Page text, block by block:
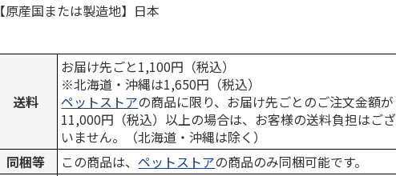
【原産国または製造地】日本
送料
お届け先ごと1,100円（税込）
※北海道・沖縄は1,650円（税込）
ペットストアの商品に限り、お届け先ごとのご注文金額が
11,000円（税込）以上の場合は、お客様の送料負担はござ
いません。（北海道・沖縄は除く）
同梱等
この商品は、ペットストアの商品のみ同梱可能です。